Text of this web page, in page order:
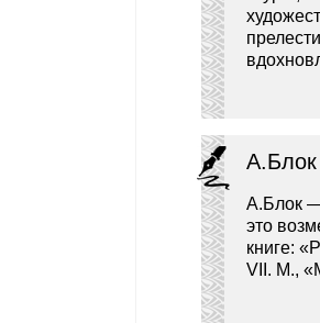
А.Блок
это
книге:
VII. М.,